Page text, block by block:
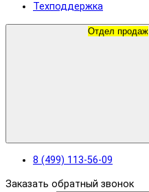
Техподдержка
Отдел продаж
8 (499) 113-56-09
Заказать обратный звонок